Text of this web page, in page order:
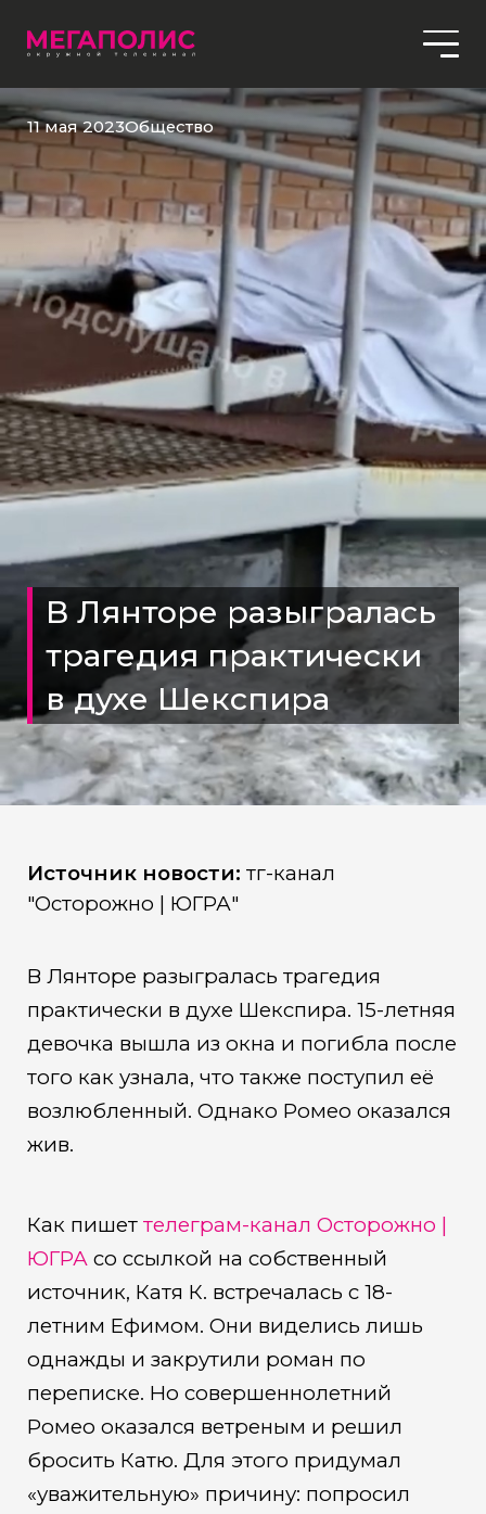
11 мая 2023Общество
В Лянторе разыгралась
трагедия практически
в духе Шекспира
Источник новости: тг-канал
"Осторожно | ЮГРА"
В Лянторе разыгралась трагедия
практически в духе Шекспира. 15-летняя
девочка вышла из окна и погибла после
того как узнала, что также поступил её
возлюбленный. Однако Ромео оказался
жив.
Как пишет телеграм-канал Осторожно |
ЮГРАсо ссылкой на собственный
источник, Катя К. встречалась с 18-
летним Ефимом. Они виделись лишь
однажды и закрутили роман по
переписке. Но совершеннолетний
Ромео оказался ветреным и решил
бросить Катю. Для этого придумал
«уважительную» причину: попросил